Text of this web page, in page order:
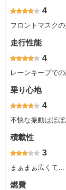
4
フロントマスクの
走行性能
4
レーンキープで
乗り心地
4
不快な振動はほぼ
積載性
3
まぁまぁ広くて…
燃費